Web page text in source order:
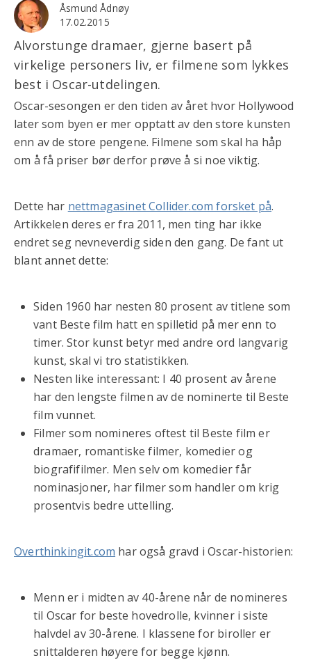
Åsmund Ådnøy
17.02.2015
Alvorstunge dramaer, gjerne basert på
virkelige personers liv, er filmene som lykkes
best i Oscar-utdelingen.
Oscar-sesongen er den tiden av året hvor Hollywood
later som byen er mer opptatt av den store kunsten
enn av de store pengene. Filmene som skal ha håp
om å få priser bør derfor prøve å si noe viktig.
Dette har nettmagasinet Collider.com forsket på.
Artikkelen deres er fra 2011, men ting har ikke
endret seg nevneverdig siden den gang. De fant ut
blant annet dette:
Siden 1960 har nesten 80 prosent av titlene som
vant Beste film hatt en spilletid på mer enn to
timer. Stor kunst betyr med andre ord langvarig
kunst, skal vi tro statistikken.
Nesten like interessant: I 40 prosent av årene
har den lengste filmen av de nominerte til Beste
film vunnet.
Filmer som nomineres oftest til Beste film er
dramaer, romantiske filmer, komedier og
biografifilmer. Men selv om komedier får
nominasjoner, har filmer som handler om krig
prosentvis bedre uttelling.
Overthinkingit.com har også gravd i Oscar-historien:
Menn er i midten av 40-årene når de nomineres
til Oscar for beste hovedrolle, kvinner i siste
halvdel av 30-årene. I klassene for biroller er
snittalderen høyere for begge kjønn.